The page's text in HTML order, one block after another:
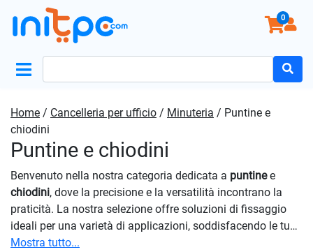
0
Home / Cancelleria per ufficio / Minuteria / Puntine e
chiodini
Puntine e chiodini
Benvenuto nella nostra categoria dedicata a puntinee
chiodini, dove la precisione e la versatilità incontrano la
praticità. La nostra selezione offre soluzioni di fissaggio
ideali per una varietà di applicazioni, soddisfacendo le tue
esigenze quotidiane o professionali. Che tu stia
Mostra tutto...